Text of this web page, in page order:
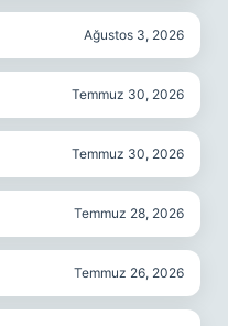
Ağustos 3, 2026
Temmuz 30, 2026
Temmuz 30, 2026
Temmuz 28, 2026
Temmuz 26, 2026